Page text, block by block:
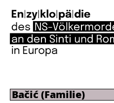
Bačić (Familie)